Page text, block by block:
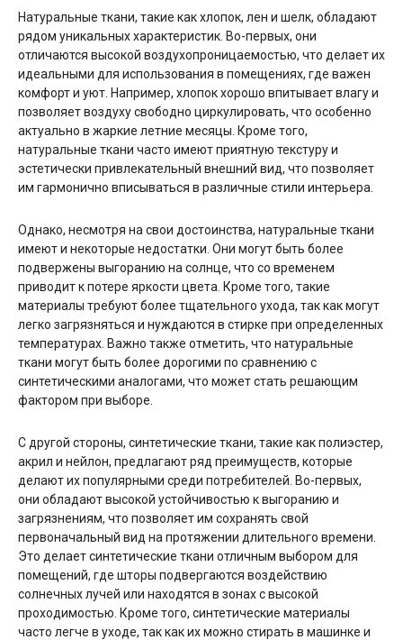
Натуральные ткани, такие как хлопок, лен и шелк, обладают
рядом уникальных характеристик. Во-первых, они
отличаются высокой воздухопроницаемостью, что делает их
идеальными для использования в помещениях, где важен
комфорт и уют. Например, хлопок хорошо впитывает влагу и
позволяет воздуху свободно циркулировать, что особенно
актуально в жаркие летние месяцы. Кроме того,
натуральные ткани часто имеют приятную текстуру и
эстетически привлекательный внешний вид, что позволяет
им гармонично вписываться в различные стили интерьера.
Однако, несмотря на свои достоинства, натуральные ткани
имеют и некоторые недостатки. Они могут быть более
подвержены выгоранию на солнце, что со временем
приводит к потере яркости цвета. Кроме того, такие
материалы требуют более тщательного ухода, так как могут
легко загрязняться и нуждаются в стирке при определенных
температурах. Важно также отметить, что натуральные
ткани могут быть более дорогими по сравнению с
синтетическими аналогами, что может стать решающим
фактором при выборе.
С другой стороны, синтетические ткани, такие как полиэстер,
акрил и нейлон, предлагают ряд преимуществ, которые
делают их популярными среди потребителей. Во-первых,
они обладают высокой устойчивостью к выгоранию и
загрязнениям, что позволяет им сохранять свой
первоначальный вид на протяжении длительного времени.
Это делает синтетические ткани отличным выбором для
помещений, где шторы подвергаются воздействию
солнечных лучей или находятся в зонах с высокой
проходимостью. Кроме того, синтетические материалы
часто легче в уходе, так как их можно стирать в машинке и